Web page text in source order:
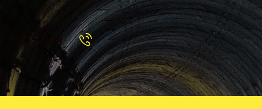
098-31-37779443